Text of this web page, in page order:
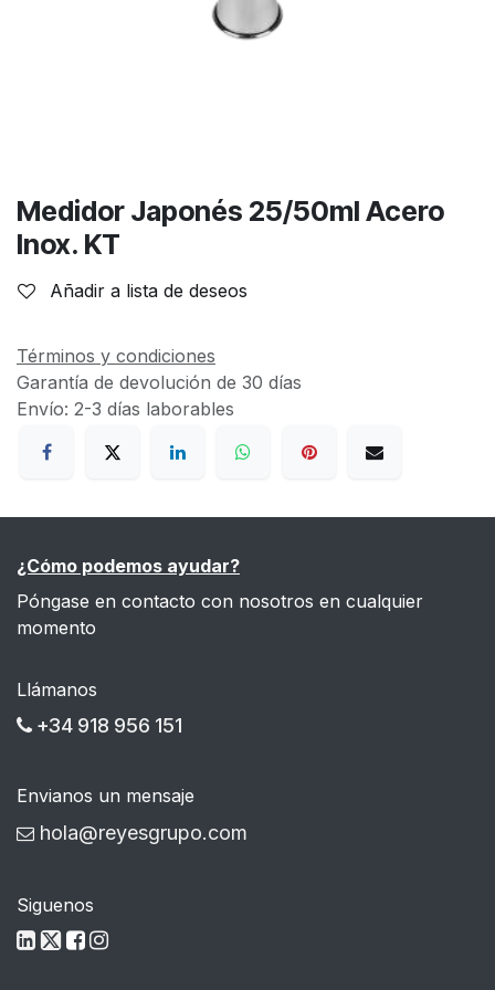
Medidor Japonés 25/50ml Acero
Inox. KT
Añadir a lista de deseos
Términos y condiciones
Garantía de devolución de 30 días
Envío: 2-3 días laborables
¿Cómo podemos ayudar?
Póngase en contacto con nosotros en cualquier
momento
Llámanos
+34 918 956 151
Envianos un mensaje
hola@reyesgrupo.com
Siguenos